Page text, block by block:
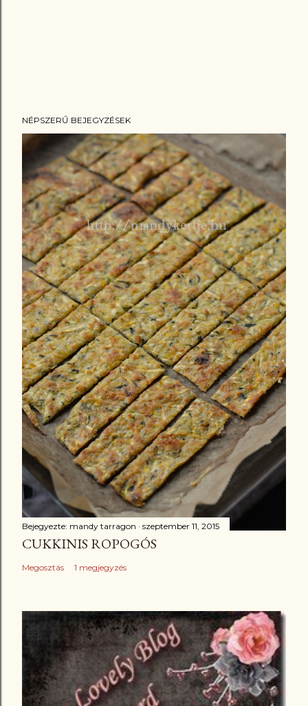
NÉPSZERŰ BEJEGYZÉSEK
Bejegyezte: mandy tarragon szeptember 11, 2015
CUKKINIS ROPOGÓS
Megosztás 1 megjegyzés